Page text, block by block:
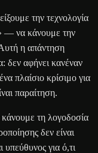
την τεχνολογία
— να κάνουμε την
η απάντηση
δεν αφήνει κανέναν
πλαίσιο κρίσιμο για
παραίτηση.
τη λογοδοσία
δεν είναι
υπεύθυνος για ό,τι